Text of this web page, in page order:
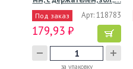
Под заказ Арт: 118783
179,93 ₽
за упаковку